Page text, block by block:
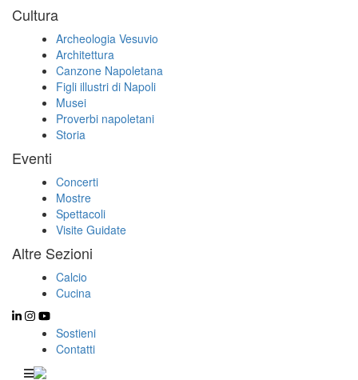
Cultura
Archeologia Vesuvio
Architettura
Canzone Napoletana
Figli illustri di Napoli
Musei
Proverbi napoletani
Storia
Eventi
Concerti
Mostre
Spettacoli
Visite Guidate
Altre Sezioni
Calcio
Cucina
Sostieni
Contatti